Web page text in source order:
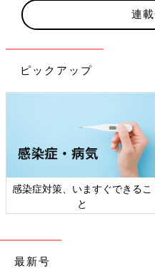
連
ピックアップ
日本外来小児科学会リーフレッ
ト検討会
最新号